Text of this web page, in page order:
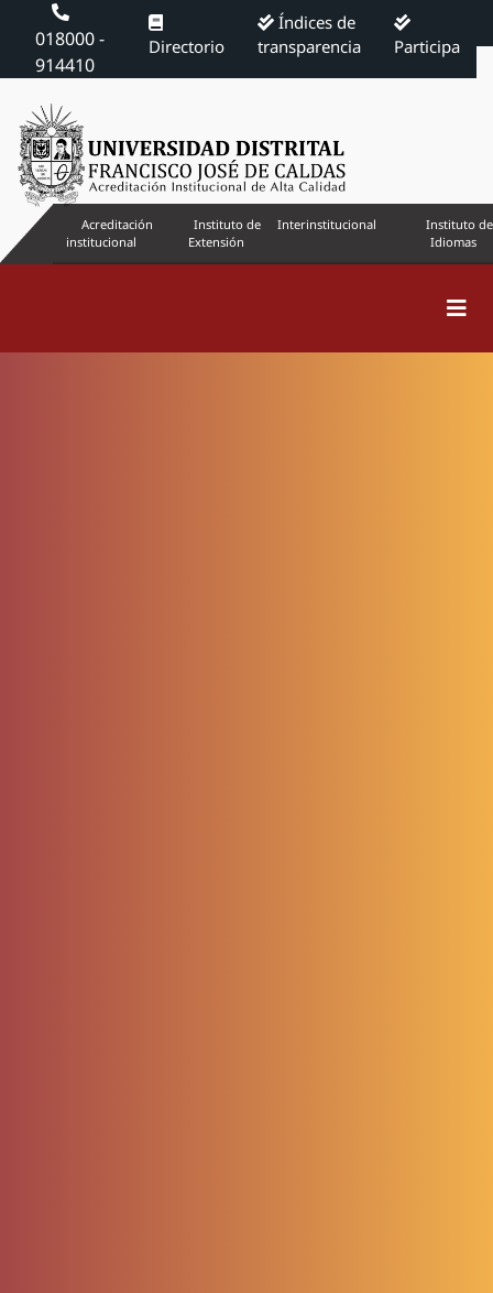
018000 -
914410
Directorio
Índices de
transparencia
Participa
Acreditación
institucional
Instituto de
Extensión
Interinstitucional
Instituto de
Idiomas